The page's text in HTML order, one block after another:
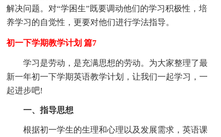
解决问题。对“学困生”既要调动他们的学习积极性，培
养学习的自觉性，更要对他们进行学法指导。
初一下学期教学计划 篇7
学习是劳动，是充满思想的劳动。为大家整理了最
新一年初一下学期英语教学计划，让我们一起学习，一
起进步吧!
一、指导思想
根据初一学生的生理和心理以及发展需求，英语课